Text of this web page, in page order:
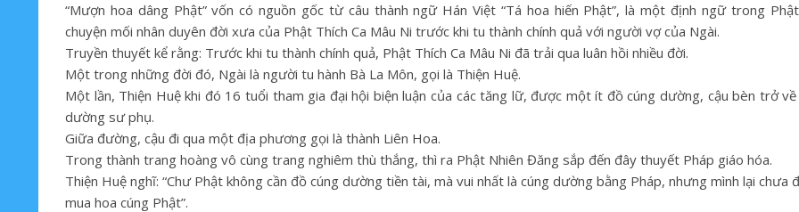
“Mượn hoa dâng Phật” vốn có nguồn gốc từ câu thành ngữ Hán Việt “Tá hoa hiến Phật”, là một định ngữ trong
chuyện mối nhân duyên đời xưa của Phật Thích Ca Mâu Ni trước khi tu thành chính quả với người vợ của Ngài.
Truyền thuyết kể rằng: Trước khi tu thành chính quả, Phật Thích Ca Mâu Ni đã trải qua luân hồi nhiều đời.
Một trong những đời đó, Ngài là người tu hành Bà La Môn, gọi là Thiện Huệ.
Một lần, Thiện Huệ khi đó 16 tuổi tham gia đại hội biện luận của các tăng lữ, được một ít đồ cúng dường, cậu bèn trở
dường sư phụ.
Giữa đường, cậu đi qua một địa phương gọi là thành Liên Hoa.
Trong thành trang hoàng vô cùng trang nghiêm thù thắng, thì ra Phật Nhiên Đăng sắp đến đây thuyết Pháp giáo hóa.
Thiện Huệ nghĩ: “Chư Phật không cần đồ cúng dường tiền tài, mà vui nhất là cúng dường bằng Pháp, nhưng mình lại chưa
mua hoa cúng Phật”.